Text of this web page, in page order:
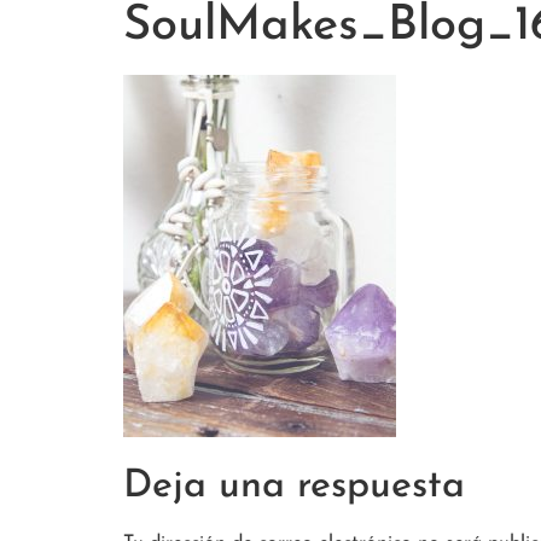
Deja una respuesta